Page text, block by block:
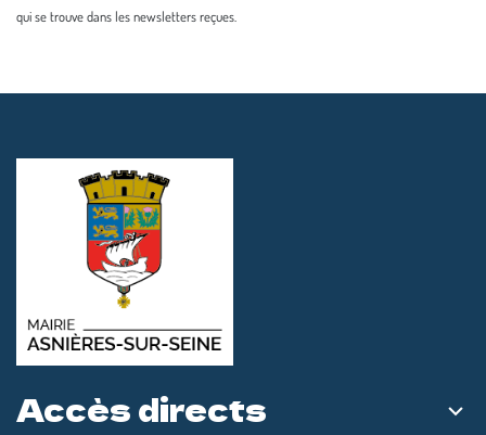
qui se trouve dans les newsletters reçues.
Accès directs